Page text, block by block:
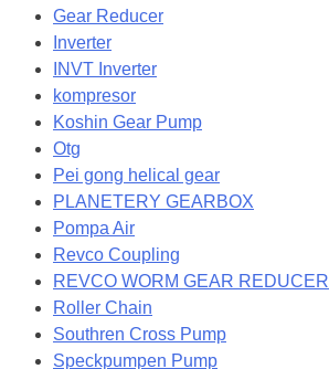
Gear Reducer
Inverter
INVT Inverter
kompresor
Koshin Gear Pump
Otg
Pei gong helical gear
PLANETERY GEARBOX
Pompa Air
Revco Coupling
REVCO WORM GEAR REDUCER
Roller Chain
Southren Cross Pump
Speckpumpen Pump